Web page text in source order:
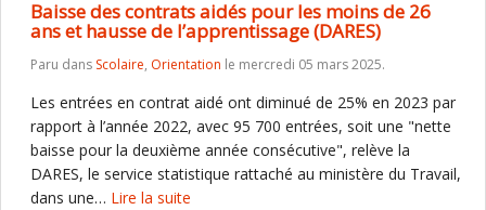
Baisse des contrats aidés pour les moins de 26
ans et hausse de l’apprentissage (DARES)
Paru dans Scolaire, Orientation le mercredi 05 mars 2025.
Les entrées en contrat aidé ont diminué de 25% en 2023 par
rapport à l’année 2022, avec 95 700 entrées, soit une "nette
baisse pour la deuxième année consécutive", relève la
DARES, le service statistique rattaché au ministère du Travail,
dans une… Lire la suite